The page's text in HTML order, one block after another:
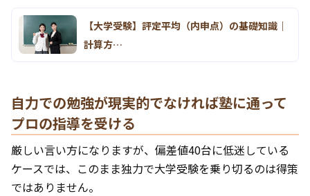
【大学受験】評定平均（内申点）の基礎知識｜
計算方…
自力での勉強が現実的でなければ塾に通って
プロの指導を受ける
厳しい言い方になりますが、偏差値40台に低迷している
ケースでは、このまま独力で大学受験を乗り切るのは得策
ではありません。